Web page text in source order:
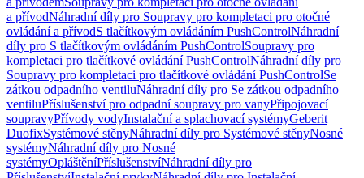
a přívodNáhradní díly pro Soupravy pro kompletaci pro otočné
ovládání a přívodS tlačítkovým ovládáním PushControlNáhradní
díly pro S tlačítkovým ovládáním PushControlSoupravy pro
kompletaci pro tlačítkové ovládání PushControlNáhradní díly pro
Soupravy pro kompletaci pro tlačítkové ovládání PushControlSe
zátkou odpadního ventiluNáhradní díly pro Se zátkou odpadního
ventiluPříslušenství pro odpadní soupravy pro vanyPřipojovací
soupravyPřívody vodyInstalační a splachovací systémyGeberit
DuofixSystémové stěnyNáhradní díly pro Systémové stěnyNosné
systémyNáhradní díly pro Nosné
systémyOpláštěníPříslušenstvíNáhradní díly pro